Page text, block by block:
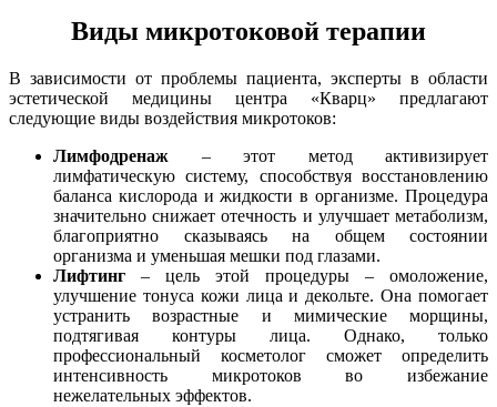
Виды микротоковой терапии
В зависимости от проблемы пациента, эксперты в области
эстетической медицины центра «Кварц» предлагают
следующие виды воздействия микротоков:
Лимфодренаж – этот метод активизирует
лимфатическую систему, способствуя восстановлению
баланса кислорода и жидкости в организме. Процедура
значительно снижает отечность и улучшает метаболизм,
благоприятно сказываясь на общем состоянии
организма и уменьшая мешки под глазами.
Лифтинг – цель этой процедуры – омоложение,
улучшение тонуса кожи лица и декольте. Она помогает
устранить возрастные и мимические морщины,
подтягивая контуры лица. Однако, только
профессиональный косметолог сможет определить
интенсивность микротоков во избежание
нежелательных эффектов.